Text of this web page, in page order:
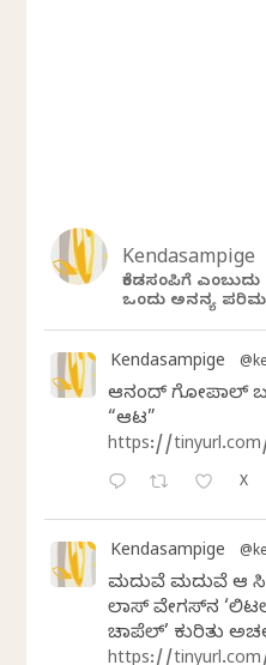
Kendasampige
ಕೆಂಡಸಂಪಿಗೆ
ಒಂದು ಅನನ್ಯ
Kendasampige
ಆನಂದ್‌ ಗೋಪಾಲ್‌
“ಆಟ”
https://
X
Kendasampige
ಮದುವೆ ಮದುವೆ ಆ
ಲಾಸ್‌ ವೇಗಸ್‌ನ
ಚಾಪೆಲ್’ ಕುರಿತು
https://